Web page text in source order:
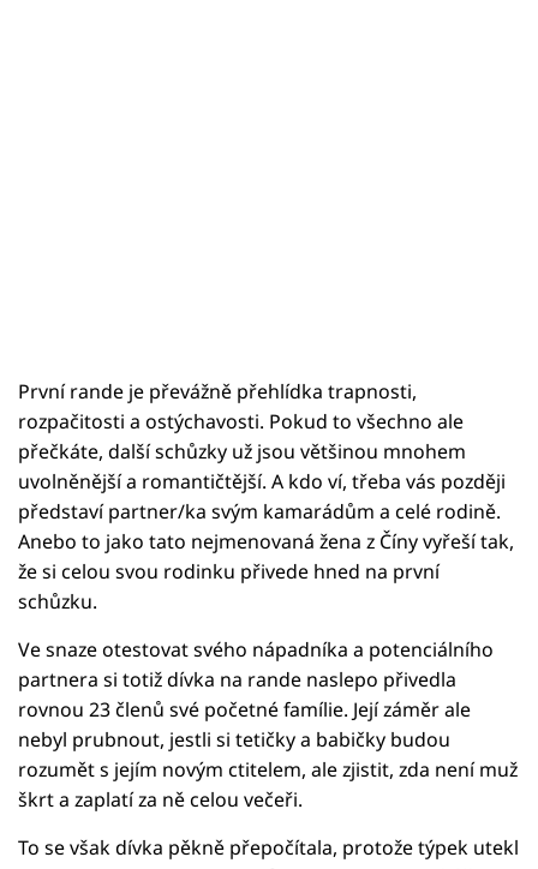
První rande je převážně přehlídka trapnosti,
rozpačitosti a ostýchavosti. Pokud to všechno ale
přečkáte, další schůzky už jsou většinou mnohem
uvolněnější a romantičtější. A kdo ví, třeba vás později
představí partner/ka svým kamarádům a celé rodině.
Anebo to jako tato nejmenovaná žena z Číny vyřeší tak,
že si celou svou rodinku přivede hned na první
schůzku.
Ve snaze otestovat svého nápadníka a potenciálního
partnera si totiž dívka na rande naslepo přivedla
rovnou 23 členů své početné famílie. Její záměr ale
nebyl prubnout, jestli si tetičky a babičky budou
rozumět s jejím novým ctitelem, ale zjistit, zda není muž
škrt a zaplatí za ně celou večeři.
To se však dívka pěkně přepočítala, protože týpek utekl